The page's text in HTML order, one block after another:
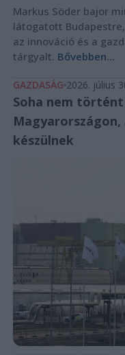
Markus Söder bajor
látogatott
az innováció és a
tárgyalt. Bővebben...
GAZDASÁG 2026. július
Soha nem
készülnek